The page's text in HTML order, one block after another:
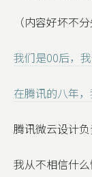
（内容好坏不分
我们是00后，
在腾讯的八年
腾讯微云设计
我从不相信什